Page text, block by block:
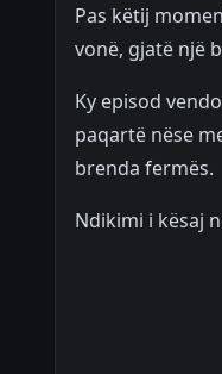
Pas këtij
vonë, gjatë një
Ky episod
paqartë nëse
brenda fermës.
Ndikimi i kësaj